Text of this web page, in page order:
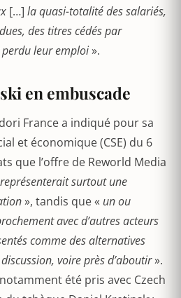
[…] la quasi-totalité des salariés,
des titres cédés par
leur emploi».
en embuscade
France a indiqué pour sa
et économique (CSE) du 6
que l’offre de Reworld Media
surtout une
», tandis que « un ou
avec d’autres acteurs
comme des alternatives
voire près d’aboutir».
été pris avec Czech